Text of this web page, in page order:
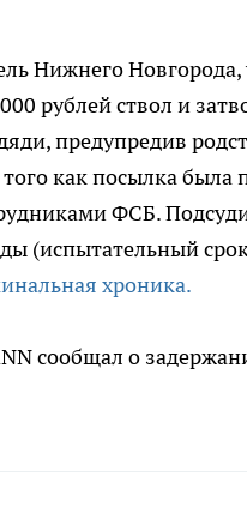
Нижнего
рублей ствол и
предупредив
того как посылка
ФСБ.
(испытательный
хроника.
сообщал о